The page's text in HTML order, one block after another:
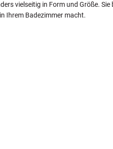
vielseitig in Form und Größe.
Ihrem Badezimmer macht.